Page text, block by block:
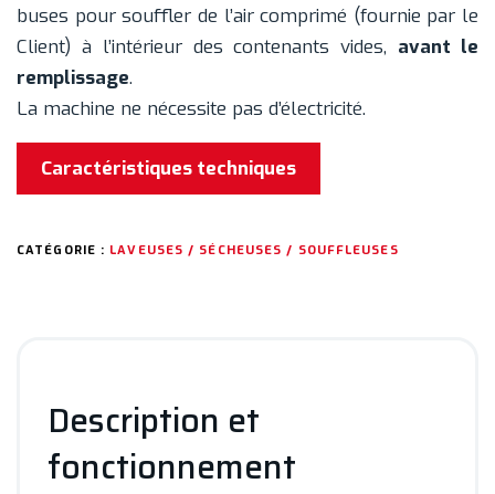
buses pour souffler de l’air comprimé (fournie par le
Client) à l’intérieur des contenants vides, avant le
remplissage.
La machine ne nécessite pas d’électricité.
Caractéristiques techniques
CATÉGORIE : LAVEUSES / SÉCHEUSES / SOUFFLEUSES
Description et
fonctionnement